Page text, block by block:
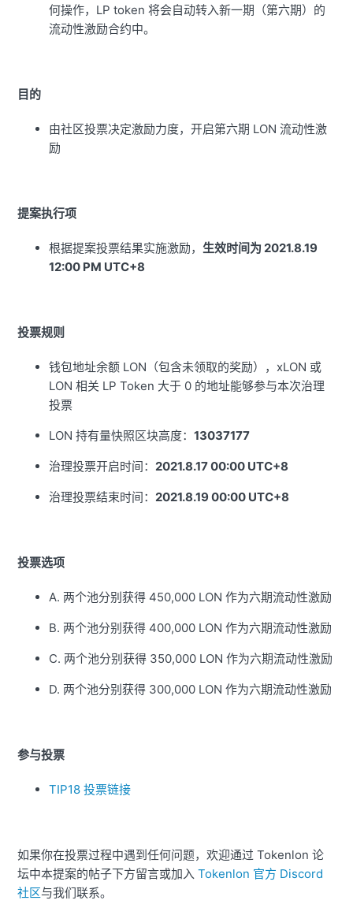
何操作，LP token 将会自动转入新一期（第六期）的
流动性激励合约中。
目的
由社区投票决定激励力度，开启第六期 LON 流动性激
励
提案执行项
根据提案投票结果实施激励， 生效时间为 2021.8.19
12:00 PM UTC+8
投票规则
钱包地址余额 LON（包含未领取的奖励），xLON 或
LON 相关 LP Token 大于 0 的地址能够参与本次治理
投票
LON 持有量快照区块高度：13037177
治理投票开启时间：2021.8.17 00:00 UTC+8
治理投票结束时间：2021.8.19 00:00 UTC+8
投票选项
A. 两个池分别获得 450,000 LON 作为六期流动性激励
B. 两个池分别获得 400,000 LON 作为六期流动性激励
C. 两个池分别获得 350,000 LON 作为六期流动性激励
D. 两个池分别获得 300,000 LON 作为六期流动性激励
参与投票
TIP18 投票链接
如果你在投票过程中遇到任何问题，欢迎通过 Tokenlon 论
坛中本提案的帖子下方留言或加入Tokenlon 官方 Discord
社区与我们联系。